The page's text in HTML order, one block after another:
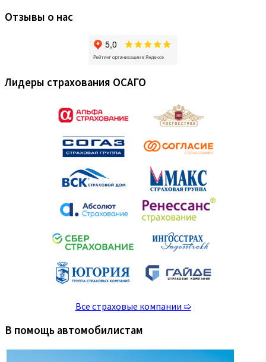
Отзывы о нас
Лидеры страхования ОСАГО
Все страховые компании ➯
В помощь автомобилистам